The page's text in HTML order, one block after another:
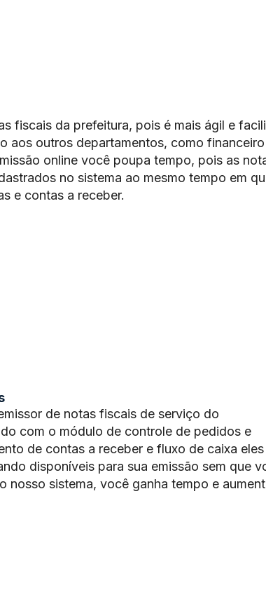
fiscais da prefeitura, pois é mais ágil e
aos outros departamentos, como
online você poupa tempo, pois as
no sistema ao mesmo tempo em
e contas a receber.
de notas fiscais de serviço do
com o módulo de controle de pedidos e
de contas a receber e fluxo de caixa eles
disponíveis para sua emissão sem que
nosso sistema, você ganha tempo e